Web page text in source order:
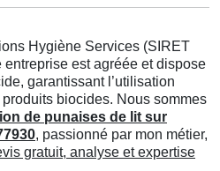
Hygiène Services (SIRET
est agréée et dispose
garantissant l’utilisation
biocides. Nous sommes
de punaises de lit sur
, passionné par mon métier,
gratuit, analyse et expertise